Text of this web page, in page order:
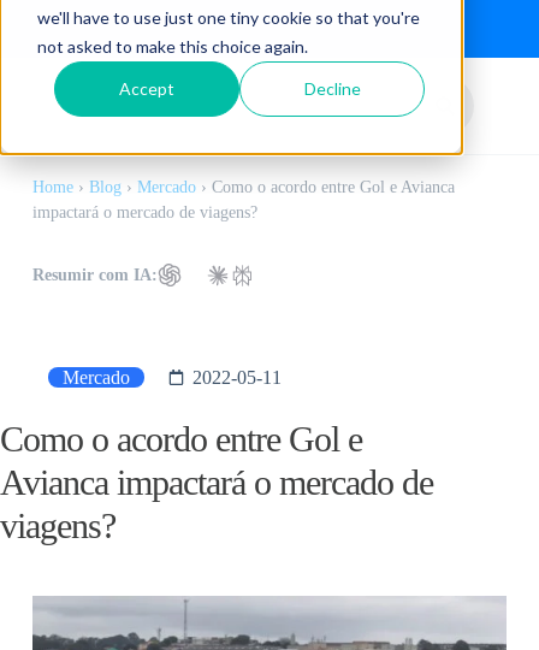
we'll have to use just one tiny cookie so that you're
not asked to make this choice again.
Accept Decline
Home› Blog› Mercado› Como o acordo entre Gol e Avianca
impactará o mercado de viagens?
Resumir com IA:
Mercado 2022-05-11
Como o acordo entre Gol e
Avianca impactará o mercado de
viagens?